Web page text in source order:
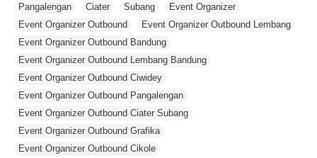
Pangalengan
Ciater Subang Event Organizer
Event Organizer Outbound
Event Organizer Outbound Lembang
Event Organizer Outbound Bandung
Event Organizer Outbound Lembang Bandung
Event Organizer Outbound Ciwidey
Event Organizer Outbound Pangalengan
Event Organizer Outbound Ciater Subang
Event Organizer Outbound Grafika
Event Organizer Outbound Cikole